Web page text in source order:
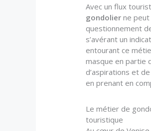
Avec un flux
gondolier ne peut
questionnement
s’avérant un
entourant ce
masque en partie
d’aspirations et
en prenant en
Le métier de
touristique